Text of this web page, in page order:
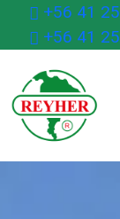
+56 41
+56 41